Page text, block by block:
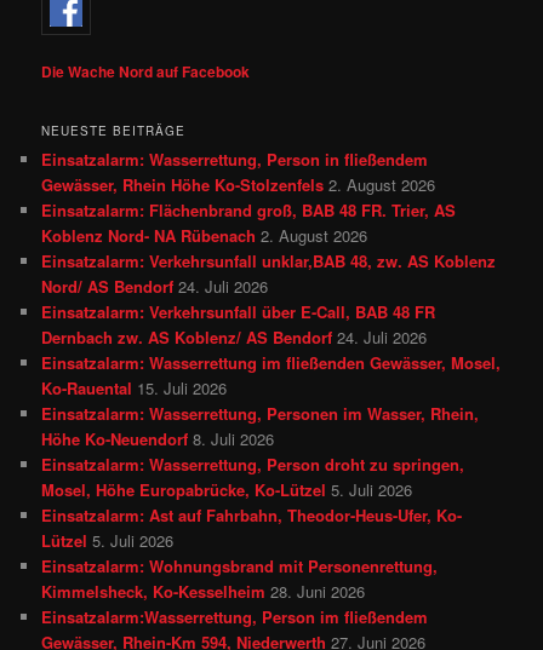
Die Wache Nord auf Facebook
NEUESTE BEITRÄGE
Einsatzalarm: Wasserrettung, Person in fließendem
Gewässer, Rhein Höhe Ko-Stolzenfels 2. August 2026
Einsatzalarm: Flächenbrand groß, BAB 48 FR. Trier, AS
Koblenz Nord- NA Rübenach 2. August 2026
Einsatzalarm: Verkehrsunfall unklar,BAB 48, zw. AS Koblenz
Nord/ AS Bendorf 24. Juli 2026
Einsatzalarm: Verkehrsunfall über E-Call, BAB 48 FR
Dernbach zw. AS Koblenz/ AS Bendorf 24. Juli 2026
Einsatzalarm: Wasserrettung im fließenden Gewässer, Mosel,
Ko-Rauental 15. Juli 2026
Einsatzalarm: Wasserrettung, Personen im Wasser, Rhein,
Höhe Ko-Neuendorf 8. Juli 2026
Einsatzalarm: Wasserrettung, Person droht zu springen,
Mosel, Höhe Europabrücke, Ko-Lützel 5. Juli 2026
Einsatzalarm: Ast auf Fahrbahn, Theodor-Heus-Ufer, Ko-
Lützel 5. Juli 2026
Einsatzalarm: Wohnungsbrand mit Personenrettung,
Kimmelsheck, Ko-Kesselheim 28. Juni 2026
Einsatzalarm:Wasserrettung, Person im fließendem
Gewässer, Rhein-Km 594, Niederwerth 27. Juni 2026